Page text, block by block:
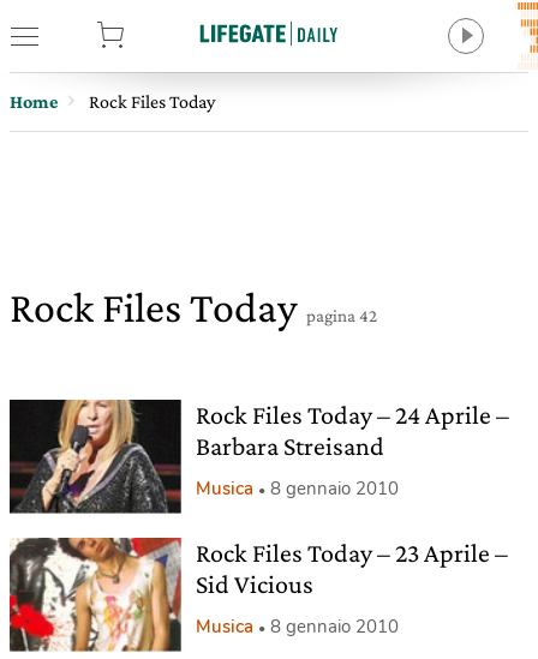
Home Rock Files Today
Rock Files Today pagina 42
Rock Files Today – 24 Aprile –
Barbara Streisand
Musica 8 gennaio 2010
Rock Files Today – 23 Aprile –
Sid Vicious
Musica 8 gennaio 2010